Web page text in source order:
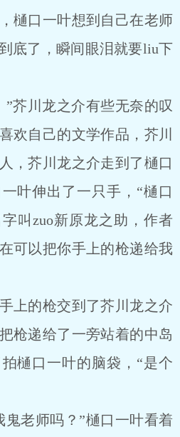
樋口一叶想到自己在老师
底了，瞬间眼泪就要liu下
”芥川龙之介有些无奈的叹
欢自己的文学作品，芥川
，芥川龙之介走到了樋口
叶伸出了一只手，“樋口
叫zuo新原龙之助，作者
可以把你手上的枪递给我
上的枪交到了芥川龙之介
枪递给了一旁站着的中岛
樋口一叶的脑袋，“是个
鬼老师吗？”樋口一叶看着